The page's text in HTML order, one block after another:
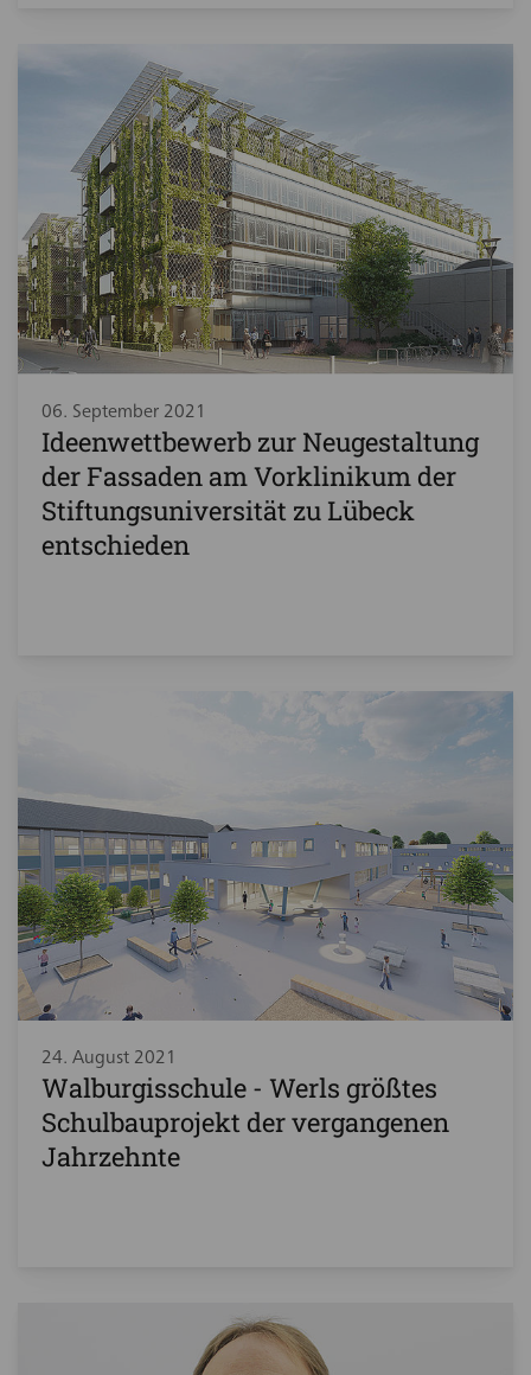
06. September 2021
Ideenwettbewerb zur Neugestaltung
der Fassaden am Vorklinikum der
Stiftungsuniversität zu Lübeck
entschieden
24. August 2021
Walburgisschule - Werls größtes
Schulbauprojekt der vergangenen
Jahrzehnte